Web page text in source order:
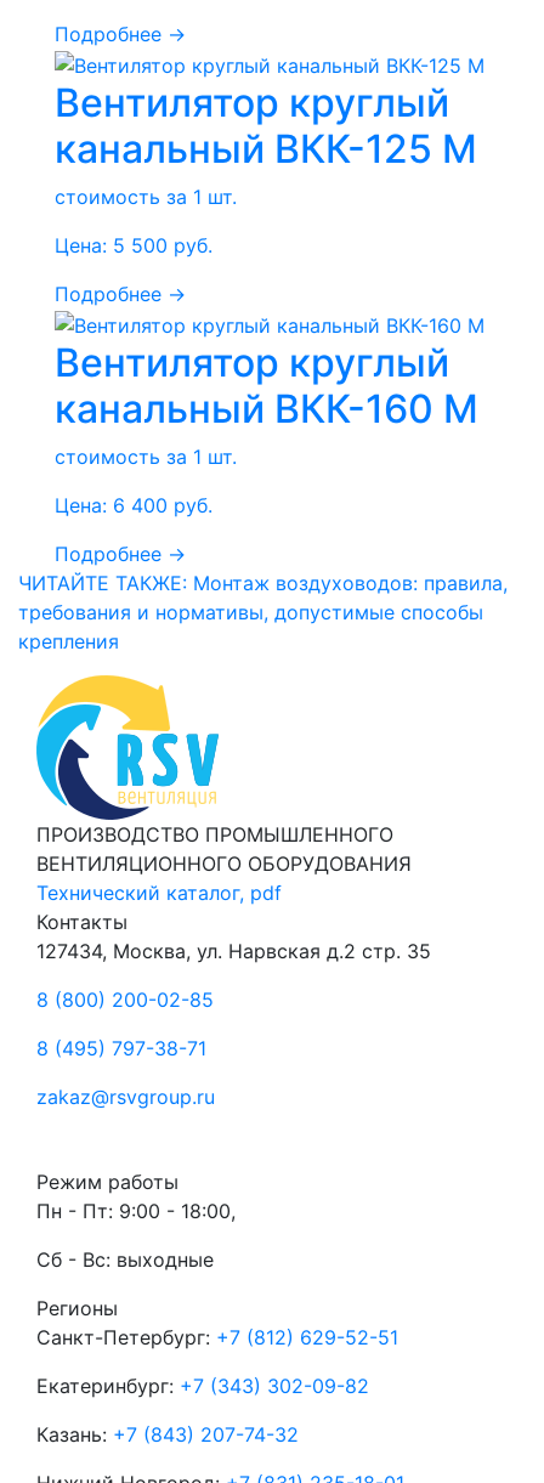
Подробнее →
Вентилятор круглый
канальный ВКК-125 М
стоимость за 1 шт.
Цена: 5 500 руб.
Подробнее →
Вентилятор круглый
канальный ВКК-160 М
стоимость за 1 шт.
Цена: 6 400 руб.
Подробнее →
ЧИТАЙТЕ ТАКЖЕ: Монтаж воздуховодов: правила,
требования и нормативы, допустимые способы
крепления
ПРОИЗВОДСТВО ПРОМЫШЛЕННОГО
ВЕНТИЛЯЦИОННОГО ОБОРУДОВАНИЯ
Технический каталог, pdf
Контакты
127434, Москва, ул. Нарвская д.2 стр. 35
8 (800) 200-02-85
8 (495) 797-38-71
zakaz@rsvgroup.ru
Режим работы
Пн - Пт: 9:00 - 18:00,
Сб - Вс: выходные
Регионы
Санкт-Петербург: +7 (812) 629-52-51
Екатеринбург: +7 (343) 302-09-82
Казань: +7 (843) 207-74-32